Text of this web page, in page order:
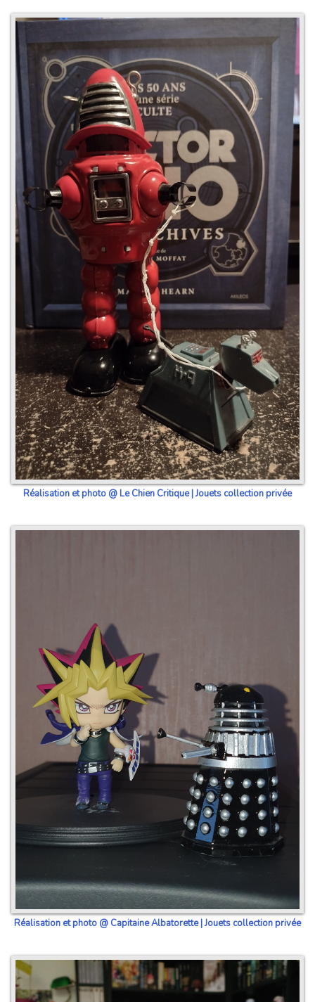
Réalisation et photo @ Le Chien Critique | Jouets collection privée
Réalisation et photo @ Capitaine Albatorette | Jouets collection privée